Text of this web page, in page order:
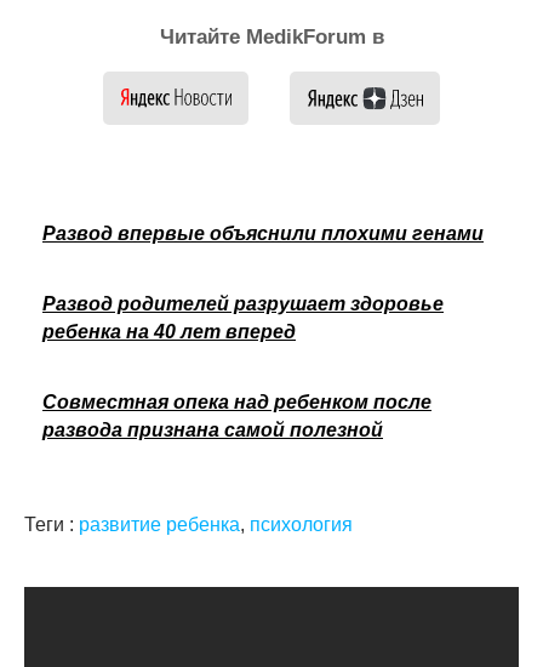
Читайте MedikForum в
Развод впервые объяснили плохими генами
Развод родителей разрушает здоровье
ребенка на 40 лет вперед
Совместная опека над ребенком после
развода признана самой полезной
Теги : развитие ребенка, психология